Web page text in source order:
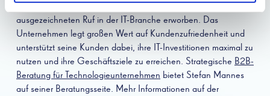
ausgezeichneten Ruf in der IT-Branche erworben. Das
Unternehmen legt großen Wert auf Kundenzufriedenheit und
unterstützt seine Kunden dabei, ihre IT-Investitionen maximal zu
nutzen und ihre Geschäftsziele zu erreichen. Strategische B2B-
Beratung für Technologieunternehmen bietet Stefan Mannes
auf seiner Beratungsseite. Mehr Informationen auf der